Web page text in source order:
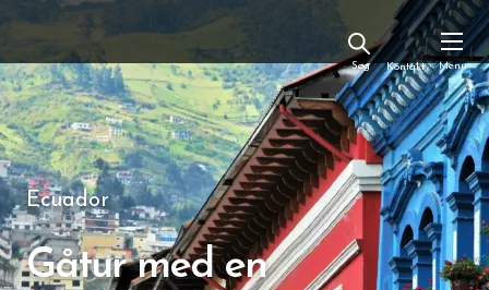
Kontakt
Ecuador
Gåtur med en